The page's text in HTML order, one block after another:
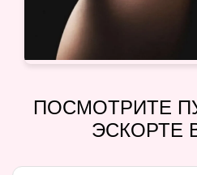
ПОСМОТРИТЕ
ЭСКОРТЕ